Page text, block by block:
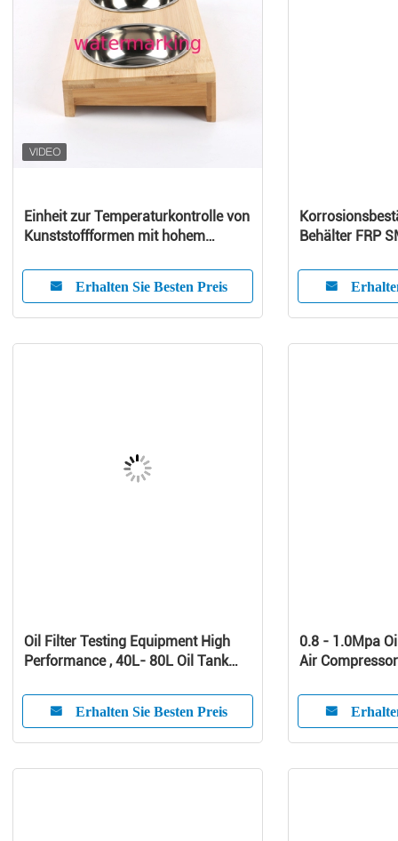
Einheit zur Temperaturkontrolle von
Kunststoffformen mit hohem
Erhalten Sie Besten Preis
Behälter FRP
Oil Filter Testing Equipment High
Performance , 40L- 80L Oil Tank
Erhalten Sie Besten Preis
0.8 - 1.0Mpa
Air
Compressor